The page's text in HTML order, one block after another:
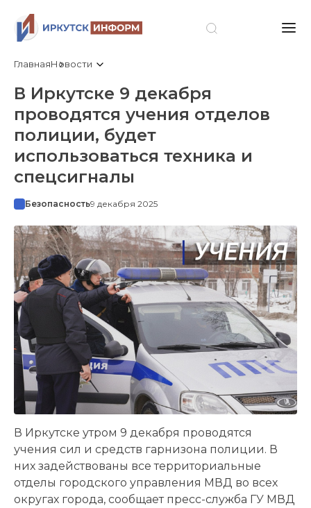
ГлавнаяНовости
В Иркутске 9 декабря
проводятся учения отделов
полиции, будет
использоваться техника и
спецсигналы
Безопасность9 декабря 2025
В Иркутске утром 9 декабря проводятся
учения сил и средств гарнизона полиции. В
них задействованы все территориальные
отделы городского управления МВД во всех
округах города, сообщает пресс-служба ГУ МВД